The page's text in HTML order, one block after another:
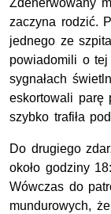
Zdenerwowany
zaczyna rodzić.
jednego ze
powiadomili o
sygnałach
eskortowali parę
szybko trafiła
Do drugiego
około godziny
Wówczas do
mundurowych,